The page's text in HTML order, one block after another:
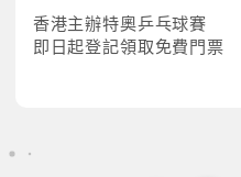
香港主辦特奧乒乓球賽
即日起登記領取免費門票